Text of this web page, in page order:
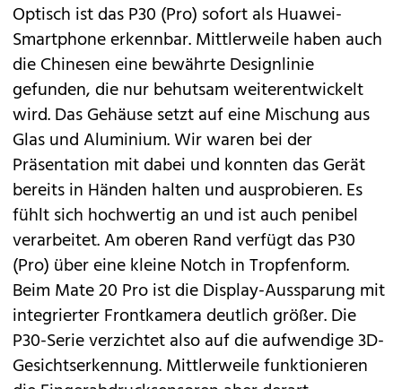
Optisch ist das P30 (Pro) sofort als Huawei-
Smartphone erkennbar. Mittlerweile haben auch
die Chinesen eine bewährte Designlinie
gefunden, die nur behutsam weiterentwickelt
wird. Das Gehäuse setzt auf eine Mischung aus
Glas und Aluminium. Wir waren bei der
Präsentation mit dabei und konnten das Gerät
bereits in Händen halten und ausprobieren. Es
fühlt sich hochwertig an und ist auch penibel
verarbeitet. Am oberen Rand verfügt das P30
(Pro) über eine kleine Notch in Tropfenform.
Beim Mate 20 Proist die Display-Aussparung mit
integrierter Frontkamera deutlich größer. Die
P30-Serie verzichtet also auf die aufwendige 3D-
Gesichtserkennung. Mittlerweile funktionieren